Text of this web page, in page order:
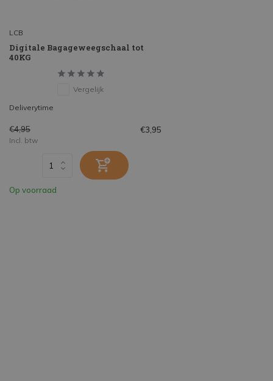
LCB
Digitale Bagageweegschaal tot
40KG
Vergelijk
Deliverytime
€4,95 €3,95
Incl. btw
Op voorraad